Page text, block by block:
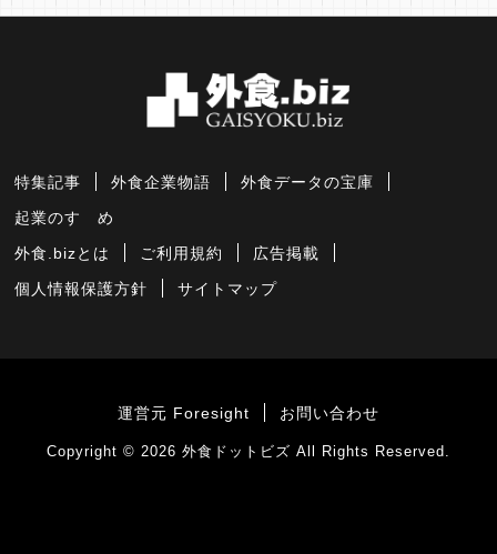
特集記事 外食企業物語 外食データの宝庫
起業のすゝめ
外食.bizとは ご利用規約 広告掲載
個人情報保護方針 サイトマップ
運営元 Foresight お問い合わせ
Copyright © 2026 外食ドットビズ All Rights Reserved.